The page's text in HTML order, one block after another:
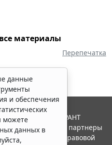
материалы
Перепечатка
данные
и обеспечения
можете
данных в
2026. Система ГАРАНТ
"Гарант" и ее партнеры
ассоциации правовой